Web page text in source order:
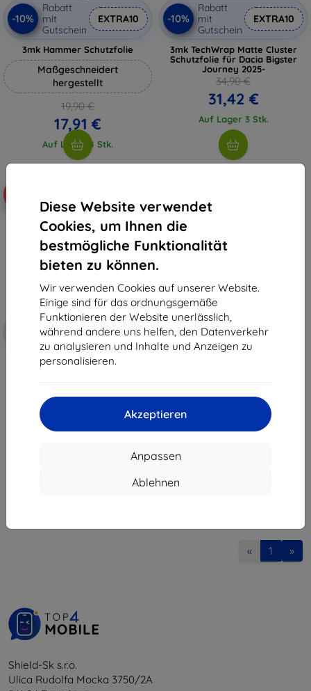
Diese Website verwendet
Cookies, um Ihnen die
bestmögliche Funktionalität
bieten zu können.
Wir verwenden Cookies auf unserer Website.
Einige sind für das ordnungsgemäße
Funktionieren der Website unerlässlich,
während andere uns helfen, den Datenverkehr
zu analysieren und Inhalte und Anzeigen zu
personalisieren.
Akzeptieren
Anpassen
Ablehnen
-10%
Rabatt
mit
Gutschein
EXTRA10
3mk Hammer Schutzfolie
Maßgeschneidert
hergestellt
19,90 €
17,91 €
Auf Lager 4 Stk.
-10%
Rabatt
mit
Gutschein
EXTRA10
3mk TechWrap Matte Cluster
Schutzfolie für Dacia Bigster
Journey 2025-
34,90 €
31,42 €
Auf Lager 3 Stk.
Rabatt
mit
Gutschein
EXTRA10
3mk TechWrap Matte
34,90 €
Auf Lager 3 Stk.
« 1 »
Shield-Sk s.r.o.
Ulica Rudolfa Mocka 3750/2A